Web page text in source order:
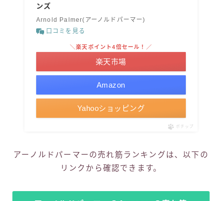
ンズ
Arnold Palmer(アーノルドパーマー)
口コミを見る
Amazon
＼楽天ポイント4倍セール！／
楽天市場
Yahooショッピング
ポチップ
アーノルドパーマーの売れ筋ランキングは、以下の
リンクから確認できます。